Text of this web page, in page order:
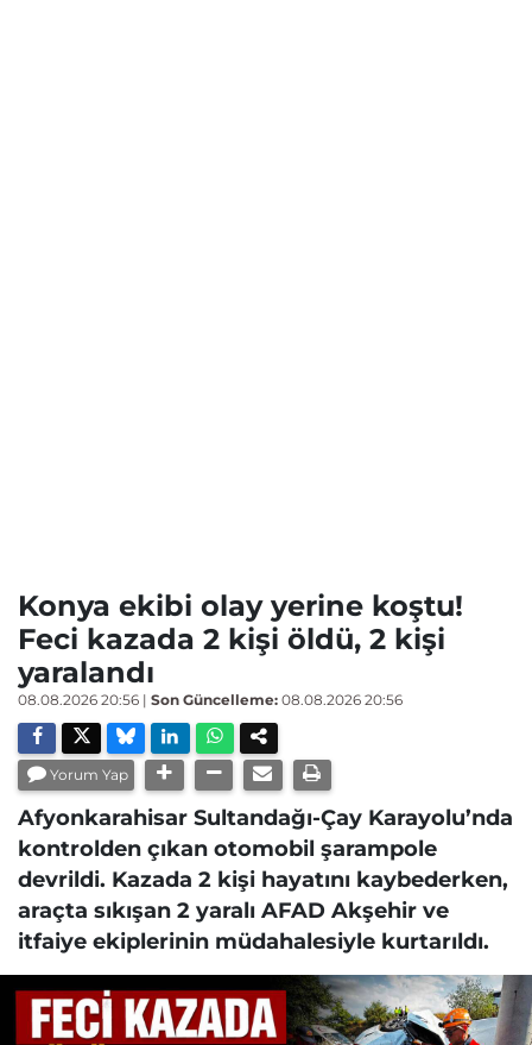
Konya ekibi olay yerine koştu!
Feci kazada 2 kişi öldü, 2 kişi
yaralandı
08.08.2026 20:56 | Son Güncelleme: 08.08.2026 20:56
Yorum Yap
Afyonkarahisar Sultandağı-Çay Karayolu’nda
kontrolden çıkan otomobil şarampole
devrildi. Kazada 2 kişi hayatını kaybederken,
araçta sıkışan 2 yaralı AFAD Akşehir ve
itfaiye ekiplerinin müdahalesiyle kurtarıldı.